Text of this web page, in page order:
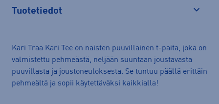
Tuotetiedot
Kari Traa Kari Tee on naisten puuvillainen t-paita, joka on
valmistettu pehmeästä, neljään suuntaan joustavasta
puuvillasta ja joustoneuloksesta. Se tuntuu päällä erittäin
pehmeältä ja sopii käytettäväksi kaikkialla!